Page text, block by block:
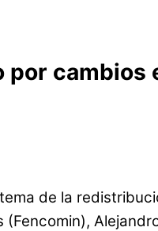
cambios
de la